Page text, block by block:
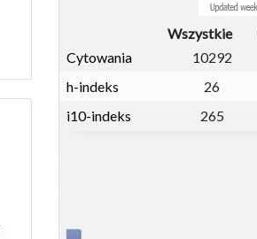
Wszystkie
Cytowania
10292
h-indeks
26
i10-indeks
265